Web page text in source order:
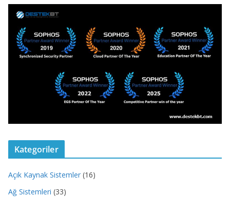
Kategoriler
Açık Kaynak Sistemler (16)
Ağ Sistemleri (33)